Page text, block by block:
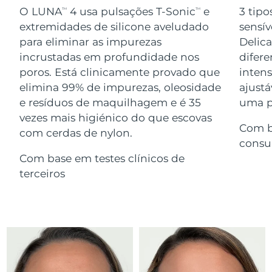
O LUNATM 4 usa pulsações T-SonicTM
e
extremidades de silicone aveludado
para eliminar as impurezas
incrustadas em profundidade nos
poros. Está clinicamente provado que
elimina 99% de impurezas, oleosidade
e resíduos de maquilhagem e é 35
vezes mais higiénico do que escovas
com cerdas de nylon.
Com base em testes clínicos de
terceiros
3
uma
Com
Advanced pore care essentials
For healthy hair
issa™ Teeth Whitening Gel
18% PAP
Cosméticos Homens
Comprar todos
FOREO APP
Israel Entrega prevista 8/15/26
Itália Entrega prevista 8/11/26
Japão Entrega prevista 8/14/26
Jersey
8/13/26
Kuwait
Líbano Entrega prevista8/12/26
Lituânia Entrega prevista8/11/26